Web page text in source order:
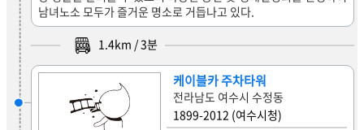
남녀노소 모두가 즐거운 명소로 거듭나고 있다.
1.4km / 3분
케이블카 주차타워
전라남도 여수시 수정동
1899-2012 (여수시청)